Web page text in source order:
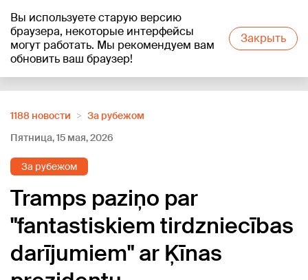
Вы используете старую версию
браузера, некоторые интерфейсы
могут работать. Мы рекомендуем вам
обновить ваш браузер!
Закрыть
+18°C
1188 новости
За рубежом
Пятница, 15 мая, 2026
За рубежом
Tramps paziņo par
"fantastiskiem tirdzniecības
darījumiem" ar Ķīnas